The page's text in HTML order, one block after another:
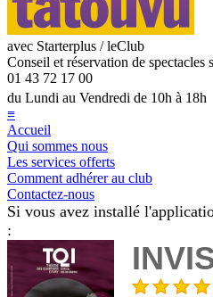
avec Starterplus / leClub
Conseil et réservation de spectacles
01 43 72 17 00
du Lundi au Vendredi de 10h à
≡
Accueil
Qui sommes nous
Les services offerts
Comment adhérer au club
Contactez-nous
Si vous avez installé
: